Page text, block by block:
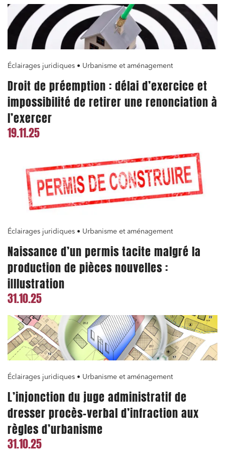
Éclairages juridiques • Urbanisme et aménagement
Droit de préemption : délai d’exercice et
impossibilité de retirer une renonciation à
l’exercer
19.11.25
Éclairages juridiques • Urbanisme et aménagement
Naissance d’un permis tacite malgré la
production de pièces nouvelles :
iIllustration
31.10.25
Éclairages juridiques • Urbanisme et aménagement
L’injonction du juge administratif de
dresser procès-verbal d’infraction aux
règles d’urbanisme
31.10.25
Relations commerciales et contrats
Associations et acteurs de l’économie sociale et
solidaire
Immobilier et habitat
Établissements financiers
Mobilité et transport
Règlement des litiges
Relations sociales et droit du travail
Services publics et collectivités
Commande publique
Projets immobiliers
Environnement
Urbanisme et aménagement
Banque finance et assurance
Droit des sociétés et Fusions-Acquisitions
J'ai lu et j'accepte la